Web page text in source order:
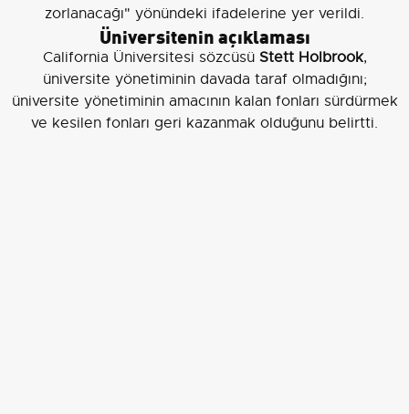
zorlanacağı" yönündeki ifadelerine yer verildi.
Üniversitenin açıklaması
California Üniversitesi sözcüsü Stett Holbrook,
üniversite yönetiminin davada taraf olmadığını;
üniversite yönetiminin amacının kalan fonları sürdürmek
ve kesilen fonları geri kazanmak olduğunu belirtti.